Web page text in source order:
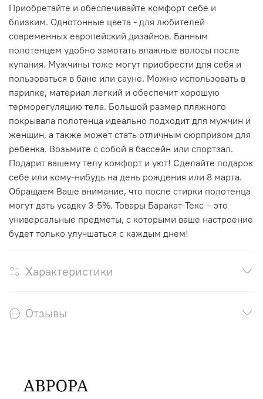
Приобретайте и обеспечивайте комфорт себе и
близким. Однотонные цвета - для любителей
современных европейский дизайнов. Банным
полотенцем удобно замотать влажные волосы после
купания. Мужчины тоже могут приобрести для себя и
пользоваться в бане или сауне. Можно использовать в
парилке, материал легкий и обеспечит хорошую
терморегуляцию тела. Большой размер пляжного
покрывала полотенца идеально подходит для мужчин и
женщин, а также может стать отличным сюрпризом для
ребенка. Возьмите с собой в бассейн или спортзал.
Подарит вашему телу комфорт и уют! Сделайте подарок
себе или кому-нибудь на день рождения или 8 марта.
Обращаем Ваше внимание, что после стирки полотенца
могут дать усадку 3-5%. Товары Баракат-Текс – это
универсальные предметы, с которыми ваше настроение
будет только улучшаться с каждым днем!
Характеристики
Отзывы